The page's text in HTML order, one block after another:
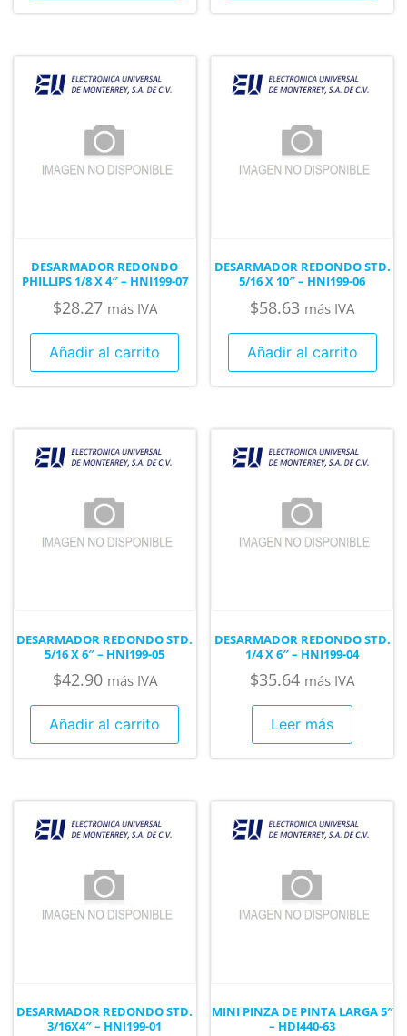
DESARMADOR REDONDO
PHILLIPS 1/8 X 4″ – HNI199-07
$28.27 más IVA
Añadir al carrito
DESARMADOR REDONDO STD.
5/16 X 10″ – HNI199-06
$58.63 más IVA
Añadir al carrito
DESARMADOR REDONDO STD.
5/16 X 6″ – HNI199-05
$42.90 más IVA
Añadir al carrito
DESARMADOR REDONDO STD.
1/4 X 6″ – HNI199-04
$35.64 más IVA
Leer más
DESARMADOR REDONDO STD.
3/16X4″ – HNI199-01
MINI PINZA DE PINTA LARGA 5″
– HDI440-63